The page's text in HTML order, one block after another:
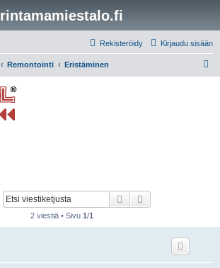
rintamamiestalo.fi
Kirjaudu sisään
Rekisteröidy
Remontointi Eristäminen
Etsi
2 viestiä • Sivu 1/1